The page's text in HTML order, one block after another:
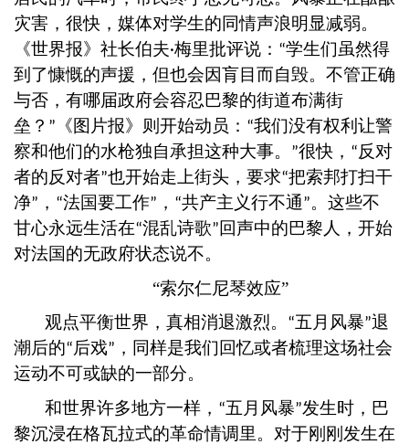
灾害，很快，媒体对学生的同情声浪明显减弱。
《世界报》社长伯夫·梅里批评说： “学生们虽然得
到了慷慨的声援，但也会因肓目而自毁。不管正确
与否，有哪届政府会容忍巴黎的街道布满街
垒？ ” 《图片报》则开始动员： “我们没有权利让警
察和他们的水枪独自承担这种大事。
”很快， “反对
者的反对者”也开始走上街头，要求“把索邦打扫干
净” ， “法国要工作” ， “共产主义行不通”。这些不
甘心永远生活在“混乱诗歌” 回声中的巴黎人，开始
对法国的无政府状态说不。
“索尔仁尼琴效应”
观点平衡世界，真相消退激烈。
“五月风暴”退
潮后的“后戏” ，同样是我们回忆或者梳理这场社会
运动不可或缺的一部分。
和世界许多地方一样， “五月风暴”发生时，巴
黎沉浸在格瓦拉式的革命情调里。对于刚刚发生在